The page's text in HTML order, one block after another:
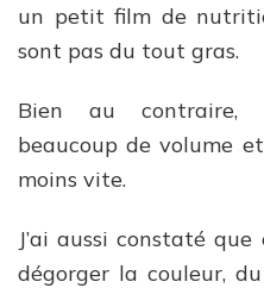
un petit film de
sont pas du tout gras.
Bien au contraire,
beaucoup de volume
moins vite.
J’ai aussi constaté
dégorger la couleur,